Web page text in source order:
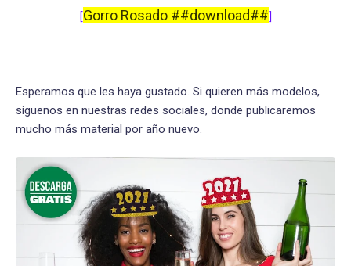
[Gorro Rosado ##download##]
Esperamos que les haya gustado. Si quieren más modelos,
síguenos en nuestras redes sociales, donde publicaremos
mucho más material por año nuevo.